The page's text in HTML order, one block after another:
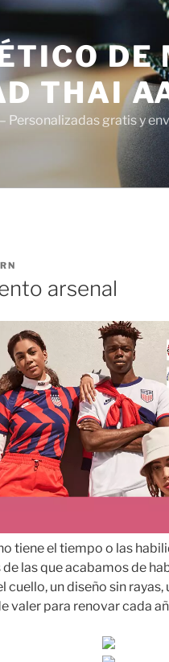
THAI
gratis y
arsenal
tiene el tiempo o las
las que acabamos de
cuello, un diseño sin
valer para renovar cada